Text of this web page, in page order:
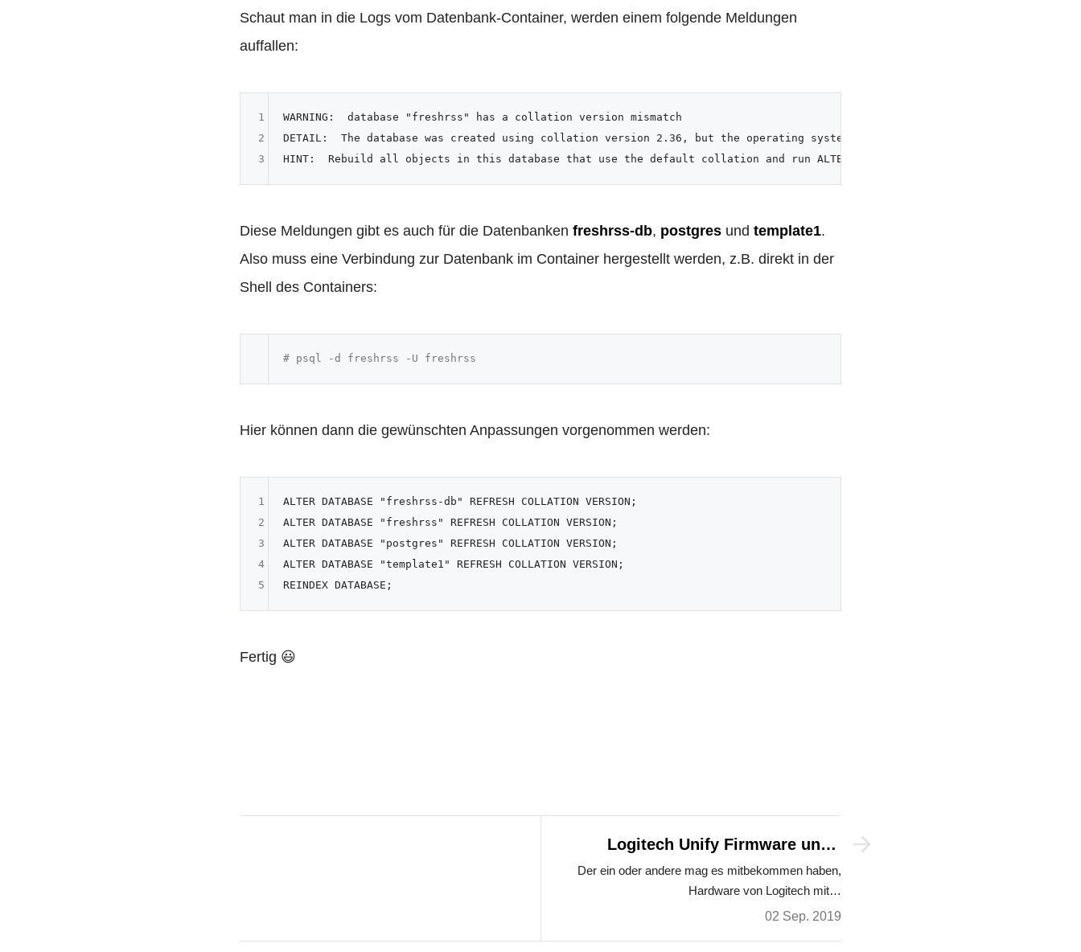
Schaut man in die Logs vom Datenbank-Container, werden einem folgende Meldungen
auffallen:
WARNING:  database "freshrss" has a collation version mismatch
DETAIL:  The database was created using collation version 2.36, but the operating system provides version 2.41.
HINT:  Rebuild all objects in this database that use the default collation and run ALTER DATABASE freshrss REFRESH
1
2
3
Diese Meldungen gibt es auch für die Datenbankenfreshrss-db, postgres undtemplate1.
Also muss eine Verbindung zur Datenbank im Container hergestellt werden, z.B. direkt in der
Shell des Containers:
# psql -d freshrss -U freshrss
Hier können dann die gewünschten Anpassungen vorgenommen werden:
ALTER DATABASE "freshrss-db" REFRESH COLLATION VERSION;
ALTER DATABASE "freshrss" REFRESH COLLATION VERSION;
ALTER DATABASE "postgres" REFRESH COLLATION VERSION;
ALTER DATABASE "template1" REFRESH COLLATION VERSION;
REINDEX DATABASE;
1
2
3
4
5
Fertig 😃
Logitech Unify Firmware unter
Ubuntu updaten
Der ein oder andere mag es mitbekommen haben,
Hardware von Logitech mit…
02 Sep. 2019